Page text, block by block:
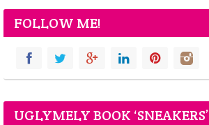
FOLLOW ME!
UGLYMELY BOOK ‘SNEAKERS’